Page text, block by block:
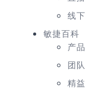
线
敏捷百科
产
团
精